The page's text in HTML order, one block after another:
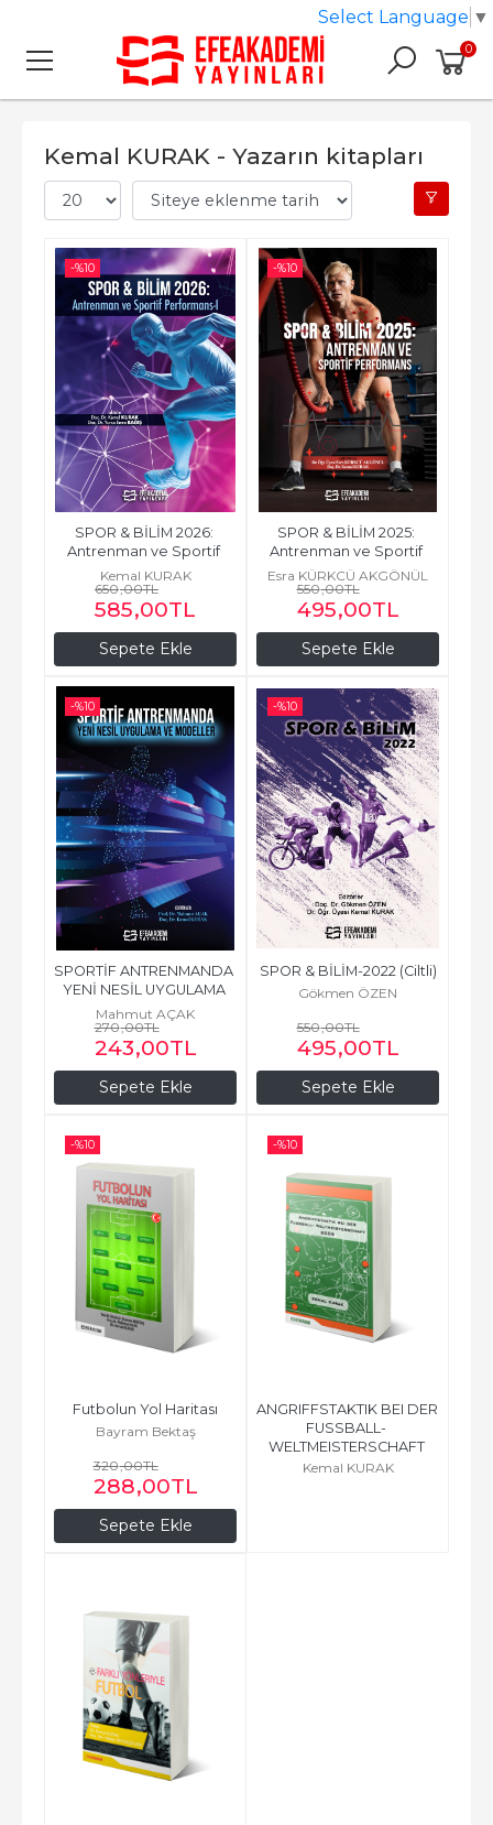
0
Kemal KURAK - Yazarın kitapları
-%10
Sepete Ekle
SPOR & BİLİM 2026:
Antrenman ve Sportif
Performans-I
Kemal KURAK
650,00TL
585,00TL
-%10
Sepete Ekle
SPOR & BİLİM 2025:
Antrenman ve Sportif
Performans
Esra KÜRKCÜ AKGÖNÜL
550,00TL
495,00TL
-%10
Sepete Ekle
SPORTİF ANTRENMANDA
YENİ NESİL UYGULAMA
VE MODELLER
Mahmut AÇAK
270,00TL
243,00TL
-%10
Sepete Ekle
SPOR & BİLİM-2022 (Ciltli)
Gökmen ÖZEN
550,00TL
495,00TL
-%10
Sepete Ekle
Futbolun Yol Haritası
Bayram Bektaş
320,00TL
288,00TL
-%10
ANGRIFFSTAKTIK BEI DER
FUSSBALL-
WELTMEISTERSCHAFT
2006
Kemal KURAK
Select Language ▼